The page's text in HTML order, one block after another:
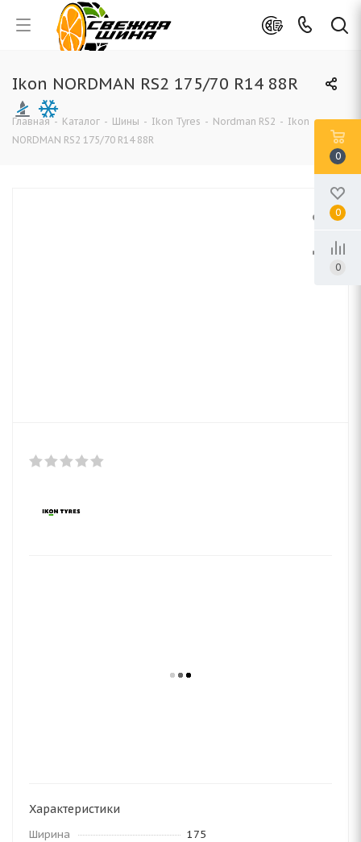
Ikon NORDMAN RS2 175/70 R14 88R
Главная - Каталог - Шины - Ikon Tyres - Nordman RS2 - Ikon
NORDMAN RS2 175/70 R14 88R
Характеристики
Ширина
175
0
0
0